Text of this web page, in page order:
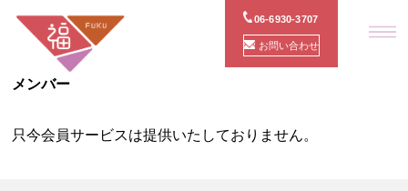
06-6930-3707
お問い合わせ
メンバー
只今会員サービスは提供いたしておりません。